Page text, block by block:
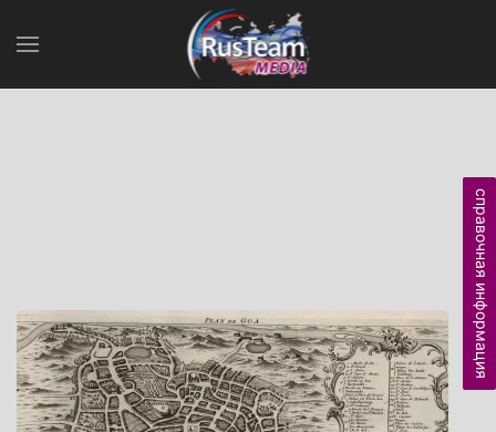
справочная информация